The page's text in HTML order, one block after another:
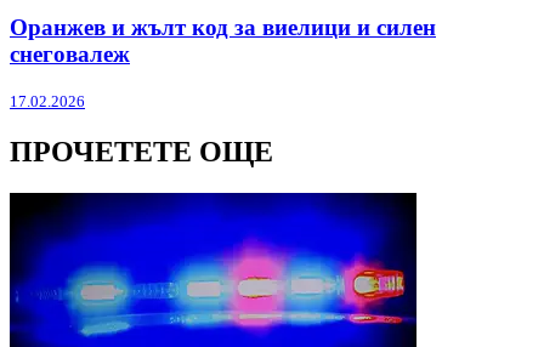
Оранжев и жълт код за виелици и силен
снеговалеж
17.02.2026
ПРОЧЕТЕТЕ ОЩЕ